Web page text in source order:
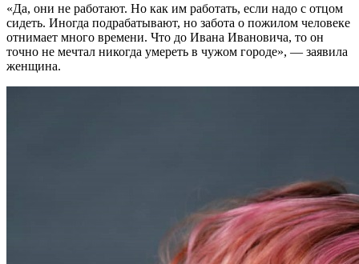
«Да, они не работают. Но как им работать, если надо с отцом
сидеть. Иногда подрабатывают, но забота о пожилом человеке
отнимает много времени. Что до Ивана Ивановича, то он
точно не мечтал никогда умереть в чужом городе», — заявила
женщина.